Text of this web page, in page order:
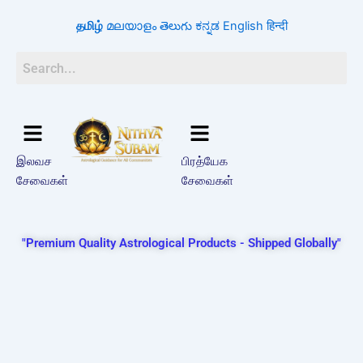
தமிழ் മലയാളം తెలుగు ಕನ್ನಡ English हिन्दी
இலவச
சேவைகள்
பிரத்யேக
சேவைகள்
"Premium Quality Astrological Products - Shipped Globally"